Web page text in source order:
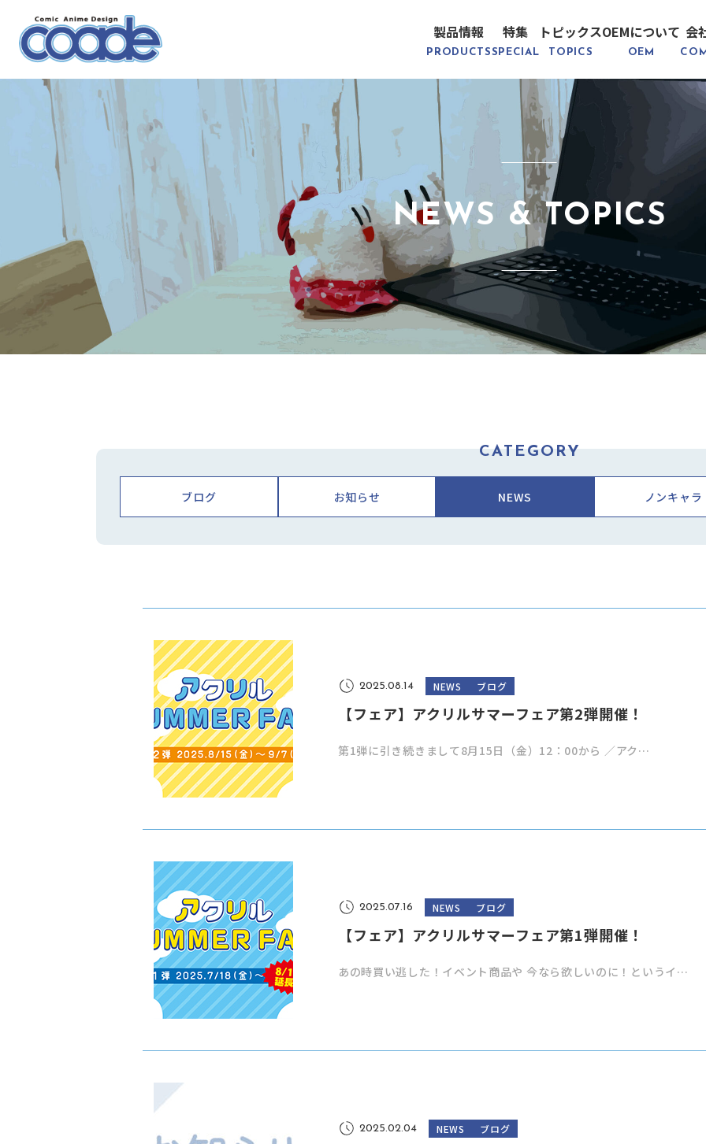
製品情報
PRODUCTS
特集
SPECIAL
トピックス
TOPICS
OEMについて
OEM
会
NEWS & TOPICS
CATEGORY
ブログ お知らせ NEWS ノンキャラ
2025.08.14 NEWS ブログ
【フェア】アクリルサマーフェア第2弾開催！
第1弾に引き続きまして8月15日（金）12：00から ／アク…
2025.07.16 NEWS ブログ
【フェア】アクリルサマーフェア第1弾開催！
あの時買い逃した！イベント商品や 今なら欲しいのに！というイ…
2025.02.04 NEWS ブログ